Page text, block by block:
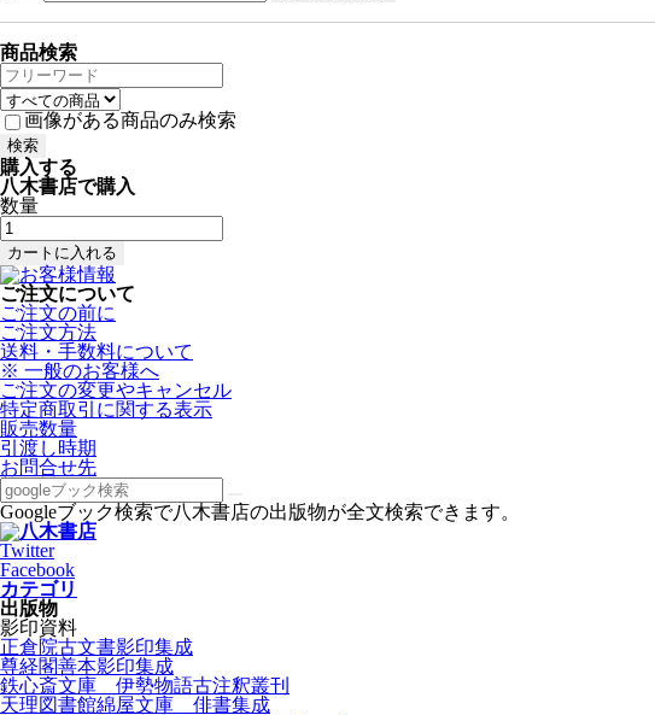
商品検索
画像がある商品のみ検索
購入する
八木書店で購入
数量
ご注文について
ご注文の前に
ご注文方法
送料・手数料について
※ 一般のお客様へ
ご注文の変更やキャンセル
特定商取引に関する表示
販売数量
引渡し時期
お問合せ先
Googleブック検索で八木書店の出版物が全文検索できます。
Twitter
Facebook
カテゴリ
出版物
影印資料
正倉院古文書影印集成
尊経閣善本影印集成
鉄心斎文庫 伊勢物語古注釈叢刊
天理図書館綿屋文庫 俳書集成